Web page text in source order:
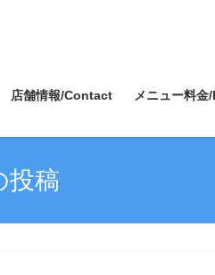
店舗情報/Contact メニュー料
投稿